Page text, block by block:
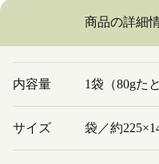
商品の詳細
内容量 1袋（80gた
サイズ 袋／約